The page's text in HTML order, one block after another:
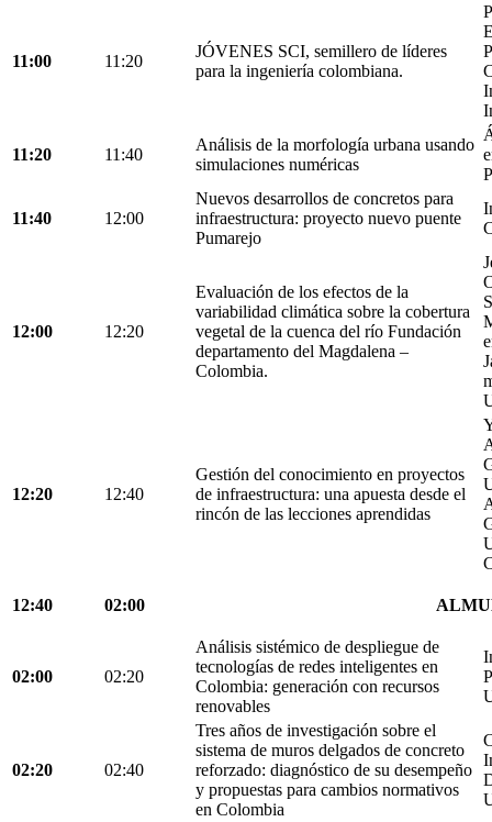
11:00 11:20
JÓVENES SCI, semillero de líderes
para la ingeniería colombiana.
11:20 11:40
Análisis de la morfología urbana usando
simulaciones numéricas
11:40 12:00
Nuevos desarrollos de concretos para
infraestructura: proyecto nuevo puente
Pumarejo
12:00 12:20
Evaluación de los efectos de la
variabilidad climática sobre la cobertura
vegetal de la cuenca del río Fundación
departamento del Magdalena –
Colombia.
12:20 12:40
Gestión del conocimiento en proyectos
de infraestructura: una apuesta desde el
rincón de las lecciones aprendidas
12:40 02:00
02:00 02:20
Análisis sistémico de despliegue de
tecnologías de redes inteligentes en
Colombia: generación con recursos
renovables
02:20 02:40
Tres años de investigación sobre el
sistema de muros delgados de concreto
reforzado: diagnóstico de su desempeño
y propuestas para cambios normativos
en Colombia